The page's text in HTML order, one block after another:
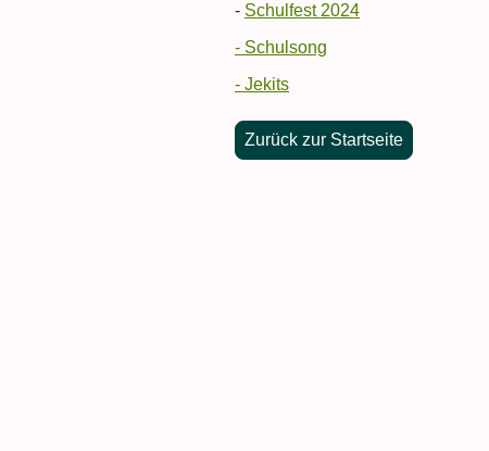
- Schulfest 2024
- Schulsong
- Jekits
Zurück zur Startseite